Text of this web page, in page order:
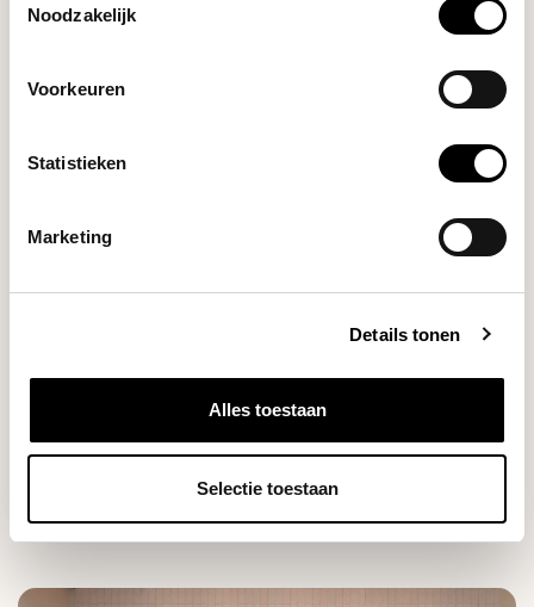
Noodzakelijk
Voorkeuren
Statistieken
Marketing
Details tonen
Alles toestaan
Selectie toestaan
Hario
1200ML (MAT ZWART) -
VKB-120-MB